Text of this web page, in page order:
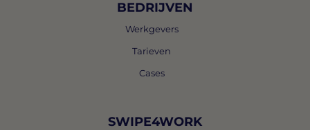
BEDRIJVEN
Werkgevers
Tarieven
Cases
SWIPE4WORK